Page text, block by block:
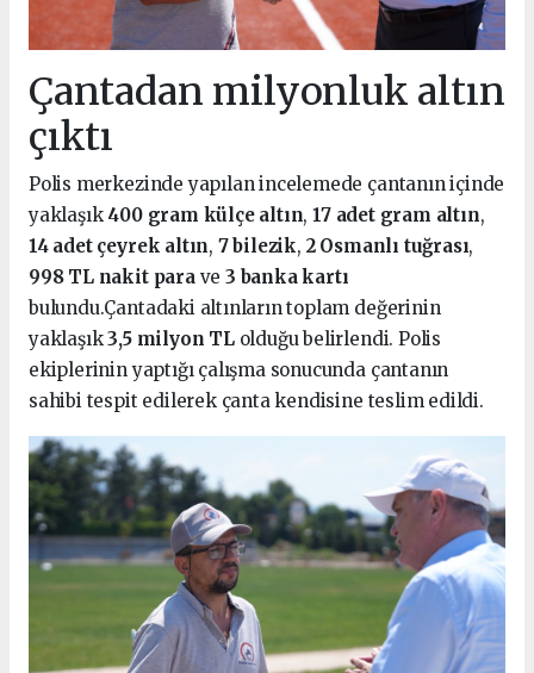
Çantadan milyonluk altın
çıktı
Polis merkezinde yapılan incelemede çantanın içinde
yaklaşık 400 gram külçe altın,17 adet gram altın,
14 adet çeyrek altın, 7 bilezik, 2 Osmanlı tuğrası,
998 TL nakit parave 3 banka kartı
bulundu.Çantadaki altınların toplam değerinin
yaklaşık3,5 milyon TLolduğu belirlendi. Polis
ekiplerinin yaptığı çalışma sonucunda çantanın
sahibi tespit edilerek çanta kendisine teslim edildi.